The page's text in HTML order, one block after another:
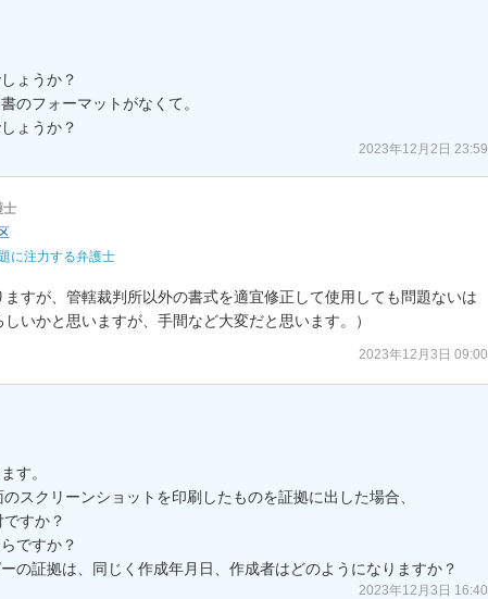
ょうか？
のフォーマットがなくて。
ょうか？
2023年12月2日 23:59
士
に注力する弁護士
すが、管轄裁判所以外の書式を適宜修正して使用しても問題ないは
いかと思いますが、手間など大変だと思います。）
2023年12月3日 09:00
す。
スクリーンショットを印刷したものを証拠に出した場合、
すか？
ですか？
の証拠は、同じく作成年月日、作成者はどのようになりますか？
2023年12月3日 16:40